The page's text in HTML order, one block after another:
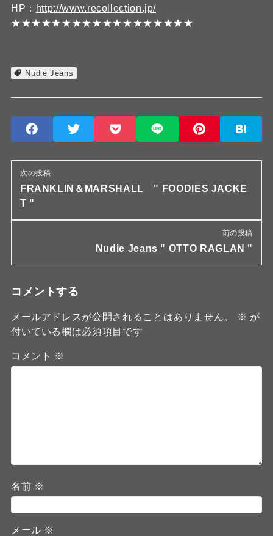
HP： http://www.recollection.jp/
★★★★★★★★★★★★★★★★★★
Nudie Jeans
次の投稿
FRANKLIN＆MARSHALL " FOODIES JACKE
T "
前の投稿
Nudie Jeans " OTTO RAGLAN "
コメントする
メールアドレスが公開されることはありません。 ※ が
付いている欄は必須項目です
コメント ※
名前 ※
メール ※